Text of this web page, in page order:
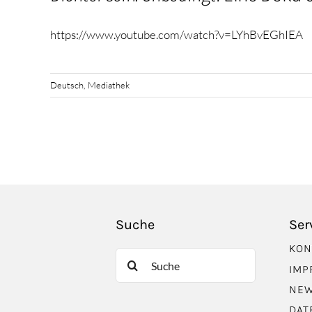
https://www.youtube.com/watch?v=LYhBvEGhIEA
Deutsch Mediathek
Suche
Suche